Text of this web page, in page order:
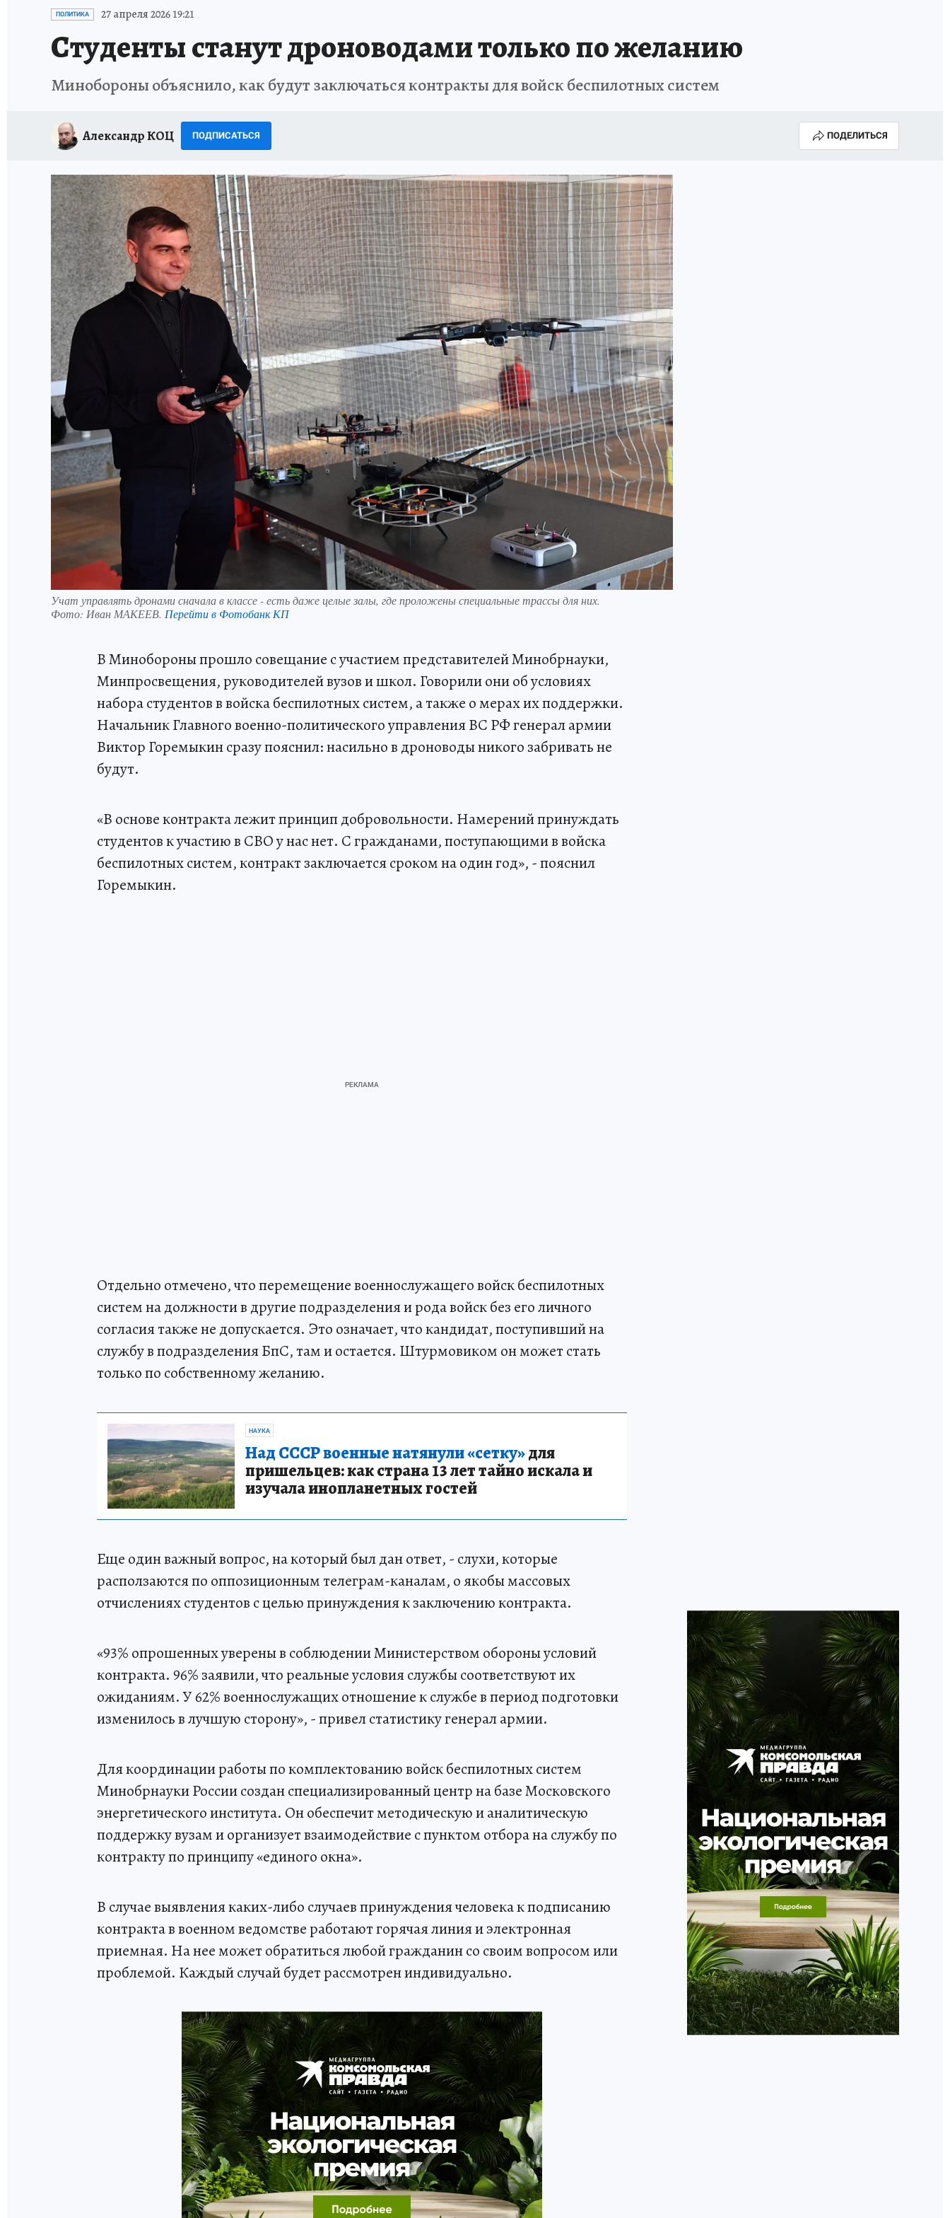
ИСПЫТАНО НА СЕБЕ
ПОЛИТИКА 27 апреля 2026 19:21
Студенты станут дроноводами только по желанию
Минобороны объяснило, как будут заключаться контракты для войск беспилотных систем
Александр КОЦ ПОДПИСАТЬСЯ ПОДЕЛИТЬСЯ
Учат управлять дронами сначала в классе - есть даже целые залы, где проложены специальные трассы для них.
Фото: Иван МАКЕЕВ. Перейти в Фотобанк КП
В Минобороны прошло совещание с участием представителей Минобрнауки,
Минпросвещения, руководителей вузов и школ. Говорили они об условиях
набора студентов в войска беспилотных систем, а также о мерах их поддержки.
Начальник Главного военно-политического управления ВС РФ генерал армии
Виктор Горемыкин сразу пояснил: насильно в дроноводы никого забривать не
будут.
«В основе контракта лежит принцип добровольности. Намерений принуждать
студентов к участию в СВО у нас нет. С гражданами, поступающими в войска
беспилотных систем, контракт заключается сроком на один год», - пояснил
Горемыкин.
Отдельно отмечено, что перемещение военнослужащего войск беспилотных
систем на должности в другие подразделения и рода войск без его личного
согласия также не допускается. Это означает, что кандидат, поступивший на
службу в подразделения БпС, там и остается. Штурмовиком он может стать
только по собственному желанию.
НАУКА
Над СССР военные натянули «сетку»для
пришельцев: как страна 13 лет тайно искала и
изучала инопланетных гостей
Еще один важный вопрос, на который был дан ответ, - слухи, которые
расползаются по оппозиционным телеграм-каналам, о якобы массовых
отчислениях студентов с целью принуждения к заключению контракта.
«93% опрошенных уверены в соблюдении Министерством обороны условий
контракта. 96% заявили, что реальные условия службы соответствуют их
ожиданиям. У 62% военнослужащих отношение к службе в период подготовки
изменилось в лучшую сторону», - привел статистику генерал армии.
Для координации работы по комплектованию войск беспилотных систем
Минобрнауки России создан специализированный центр на базе Московского
энергетического института. Он обеспечит методическую и аналитическую
поддержку вузам и организует взаимодействие с пунктом отбора на службу по
контракту по принципу «единого окна».
В случае выявления каких-либо случаев принуждения человека к подписанию
контракта в военном ведомстве работают горячая линия и электронная
приемная. На нее может обратиться любой гражданин со своим вопросом или
проблемой. Каждый случай будет рассмотрен индивидуально.